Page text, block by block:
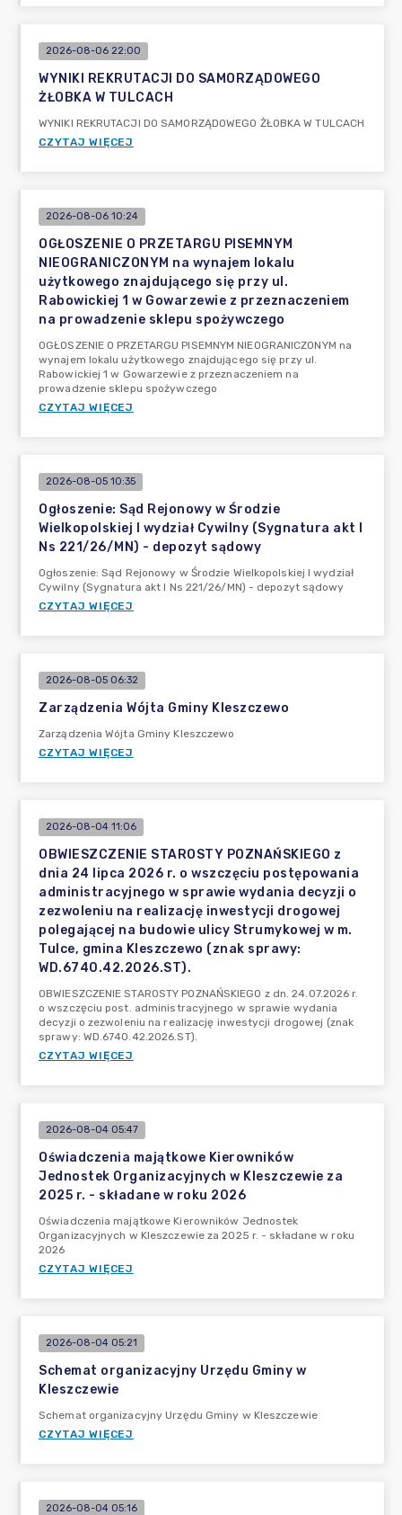
2026-08-06 22:00
WYNIKI REKRUTACJI DO SAMORZĄDOWEGO
ŻŁOBKA W TULCACH
WYNIKI REKRUTACJI DO SAMORZĄDOWEGO ŻŁOBKA W TULCACH
CZYTAJ WIĘCEJ
2026-08-06 10:24
OGŁOSZENIE O PRZETARGU PISEMNYM
NIEOGRANICZONYM na wynajem lokalu
użytkowego znajdującego się przy ul.
Rabowickiej 1 w Gowarzewie z przeznaczeniem
na prowadzenie sklepu spożywczego
OGŁOSZENIE O PRZETARGU PISEMNYM NIEOGRANICZONYM na
wynajem lokalu użytkowego znajdującego się przy ul.
Rabowickiej 1 w Gowarzewie z przeznaczeniem na
prowadzenie sklepu spożywczego
CZYTAJ WIĘCEJ
2026-08-05 10:35
Ogłoszenie: Sąd Rejonowy w Środzie
Wielkopolskiej I wydział Cywilny (Sygnatura akt I
Ns 221/26/MN) - depozyt sądowy
Ogłoszenie: Sąd Rejonowy w Środzie Wielkopolskiej I wydział
Cywilny (Sygnatura akt I Ns 221/26/MN) - depozyt sądowy
CZYTAJ WIĘCEJ
2026-08-05 06:32
Zarządzenia Wójta Gminy Kleszczewo
Zarządzenia Wójta Gminy Kleszczewo
CZYTAJ WIĘCEJ
2026-08-04 11:06
OBWIESZCZENIE STAROSTY POZNAŃSKIEGO z
dnia 24 lipca 2026 r. o wszczęciu postępowania
administracyjnego w sprawie wydania decyzji o
zezwoleniu na realizację inwestycji drogowej
polegającej na budowie ulicy Strumykowej w m.
Tulce, gmina Kleszczewo (znak sprawy:
WD.6740.42.2026.ST).
OBWIESZCZENIE STAROSTY POZNAŃSKIEGO z dn. 24.07.2026 r.
o wszczęciu post. administracyjnego w sprawie wydania
decyzji o zezwoleniu na realizację inwestycji drogowej (znak
sprawy: WD.6740.42.2026.ST).
CZYTAJ WIĘCEJ
2026-08-04 05:47
Oświadczenia majątkowe Kierowników
Jednostek Organizacyjnych w Kleszczewie za
2025 r. - składane w roku 2026
Oświadczenia majątkowe Kierowników Jednostek
Organizacyjnych w Kleszczewie za 2025 r. - składane w roku
2026
CZYTAJ WIĘCEJ
2026-08-04 05:21
Schemat organizacyjny Urzędu Gminy w
Kleszczewie
Schemat organizacyjny Urzędu Gminy w Kleszczewie
CZYTAJ WIĘCEJ
2026-08-04 05:16